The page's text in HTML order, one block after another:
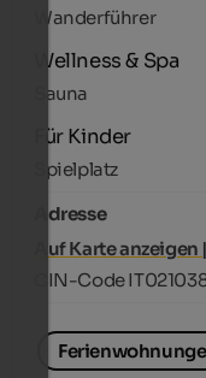
Wanderführer
Wellness & Spa
Sauna
Für Kinder
Spielplatz
Adresse
Auf Karte anzeigen |
CIN-Code